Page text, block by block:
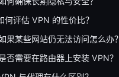
何评估 VPN 的性价比？
果某些网站仍无法访问怎么办？
否需要在路由器上安装 VPN？